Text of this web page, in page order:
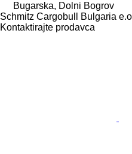
Bugarska, Dolni Bogrov
Schmitz Cargobull Bulgaria
Kontaktirajte prodavca